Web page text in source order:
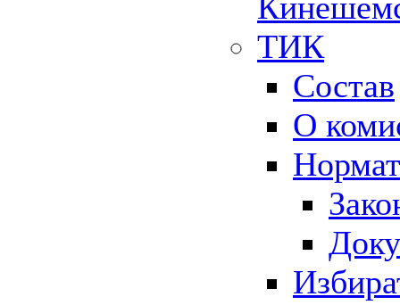
ТИК
Состав
О